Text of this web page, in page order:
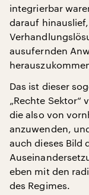
integrierbar
darauf
ausufernden
Das ist dieser
„Rechte
die also von
anzuwenden,
auch dieses Bild
eben mit den
des Regimes.